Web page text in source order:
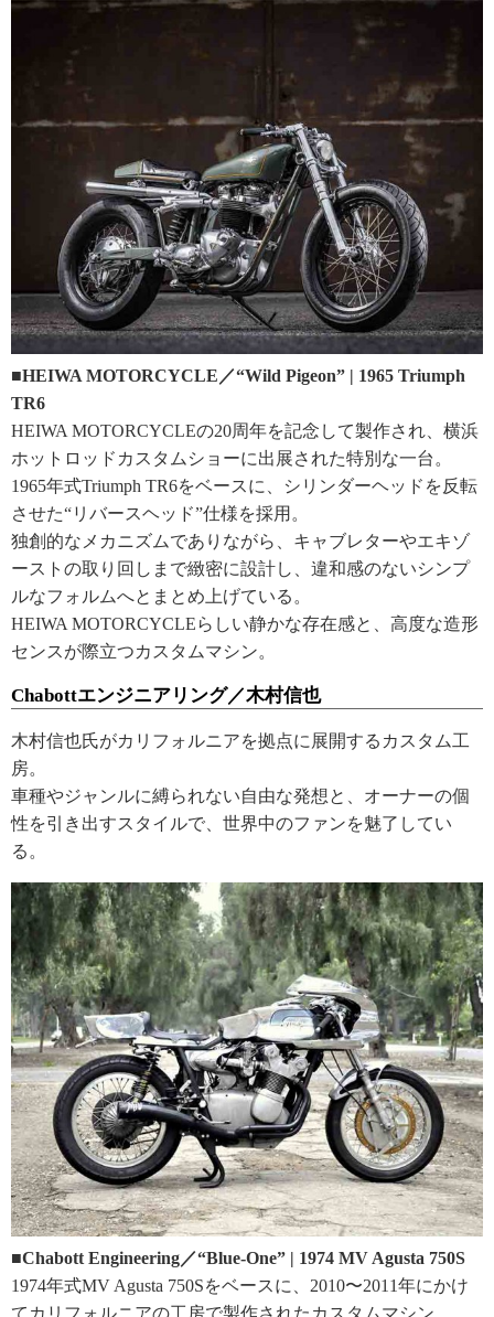
■HEIWA MOTORCYCLE／“Wild Pigeon” | 1965 Triumph
TR6
HEIWA MOTORCYCLEの20周年を記念して製作され、横浜
ホットロッドカスタムショーに出展された特別な一台。
1965年式Triumph TR6をベースに、シリンダーヘッドを反転
させた“リバースヘッド”仕様を採用。
独創的なメカニズムでありながら、キャブレターやエキゾ
ーストの取り回しまで緻密に設計し、違和感のないシンプ
ルなフォルムへとまとめ上げている。
HEIWA MOTORCYCLEらしい静かな存在感と、高度な造形
センスが際立つカスタムマシン。
Chabottエンジニアリング／木村信也
木村信也氏がカリフォルニアを拠点に展開するカスタム工
房。
車種やジャンルに縛られない自由な発想と、オーナーの個
性を引き出すスタイルで、世界中のファンを魅了してい
る。
■Chabott Engineering／“Blue-One” | 1974 MV Agusta 750S
1974年式MV Agusta 750Sをベースに、2010〜2011年にかけ